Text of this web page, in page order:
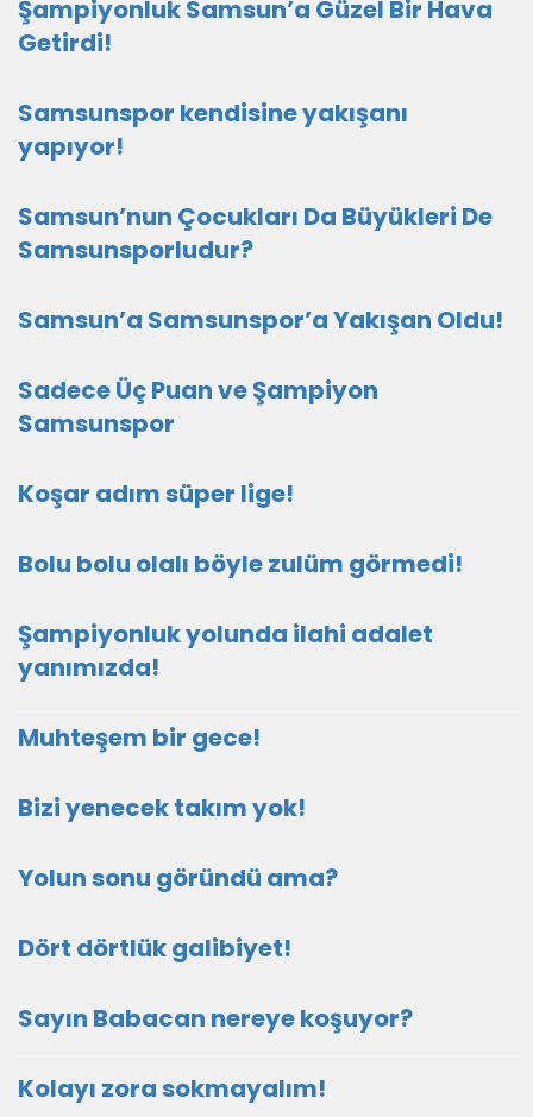
Şampiyonluk Samsun’a Güzel Bir Hava
Getirdi!
Samsunspor kendisine yakışanı
yapıyor!
Samsun’nun Çocukları Da Büyükleri De
Samsunsporludur?
Samsun’a Samsunspor’a Yakışan Oldu!
Sadece Üç Puan ve Şampiyon
Samsunspor
Koşar adım süper lige!
Bolu bolu olalı böyle zulüm görmedi!
Şampiyonluk yolunda ilahi adalet
yanımızda!
Muhteşem bir gece!
Bizi yenecek takım yok!
Yolun sonu göründü ama?
Dört dörtlük galibiyet!
Sayın Babacan nereye koşuyor?
Kolayı zora sokmayalım!